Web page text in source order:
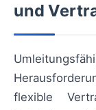
und
flexible